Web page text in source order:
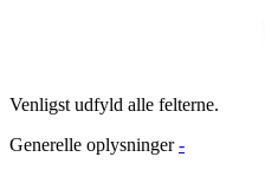
Venligst udfyld alle felterne.
Generelle oplysninger -